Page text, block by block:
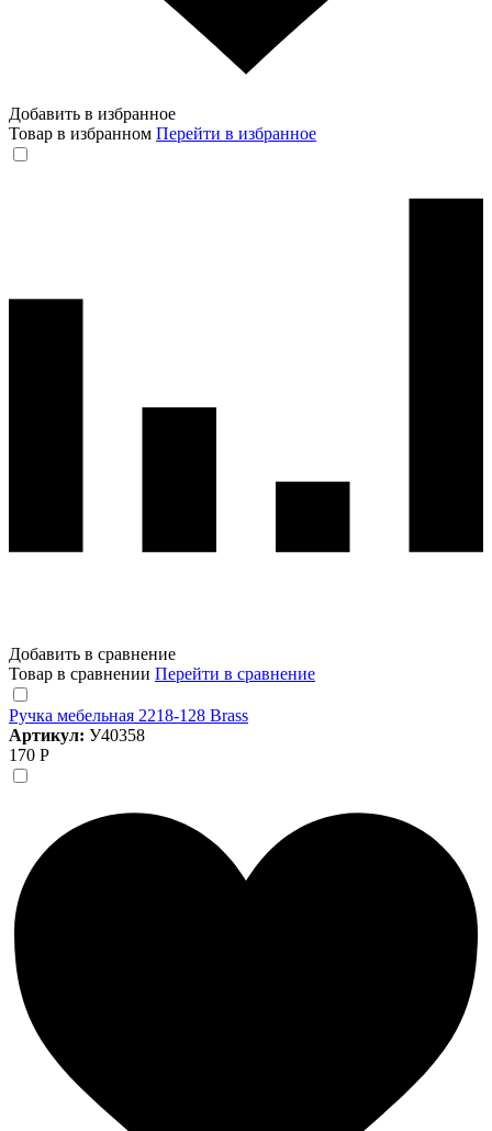
Добавить в избранное
Товар в избранном Перейти в избранное
Добавить в сравнение
Товар в сравнении Перейти в сравнение
Ручка мебельная 2218-128 Brass
Артикул: У40358
170 Р